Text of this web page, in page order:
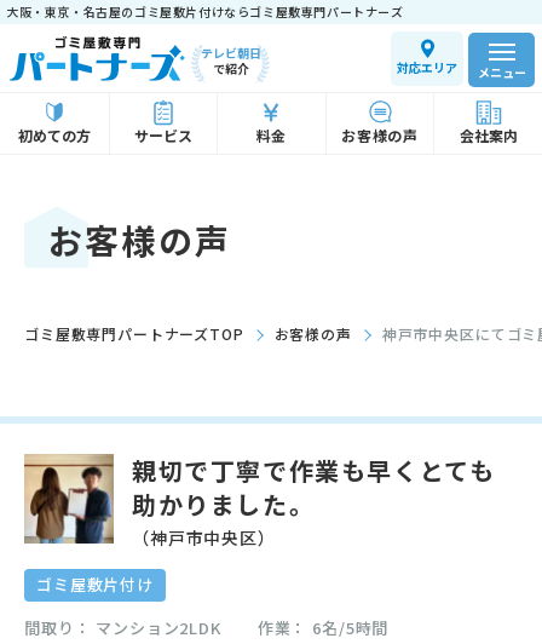
大阪・東京・名古屋のゴミ屋敷片付けならゴミ屋敷専門パートナーズ
テレビ朝日
で紹介
対応エリア
初めての方 サービス 料金 お客様の声 会社案内
メニュー
お客様の声
ゴミ屋敷専門パートナーズTOP お客様の声 神戸市中央区にてゴ
親切で丁寧で作業も早くとても
助かりました。
（神戸市中央区）
ゴミ屋敷片付け
間取り
マンション2LDK 作業
6名/5時間